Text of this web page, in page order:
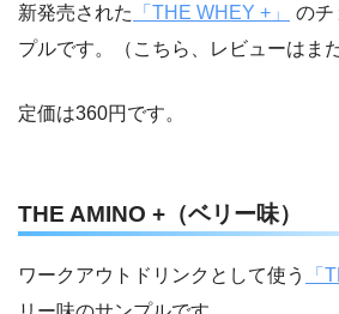
新発売された 「THE WHEY +」
のチ
プルです。（こちら、レビューはま
定価は360円です。
THE AMINO +（ベリー味）
ワークアウトドリンクとして使う 「